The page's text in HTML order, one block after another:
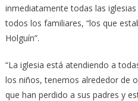
inmediatamente todas las
todos los familiares, “los que
Holguín”.
“La iglesia está atendiendo a
los niños, tenemos alrededor de
que han perdido a sus padres y